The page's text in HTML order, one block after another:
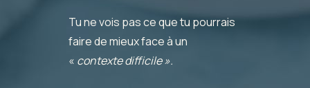
Tu ne vois pas ce que tu pourrais
faire de mieux face à un
« contexte difficile ».